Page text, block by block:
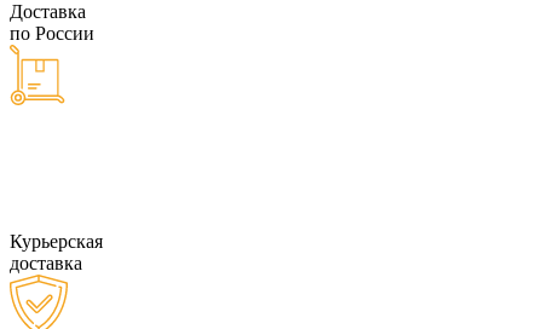
Доставка
по России
Курьерская
доставка